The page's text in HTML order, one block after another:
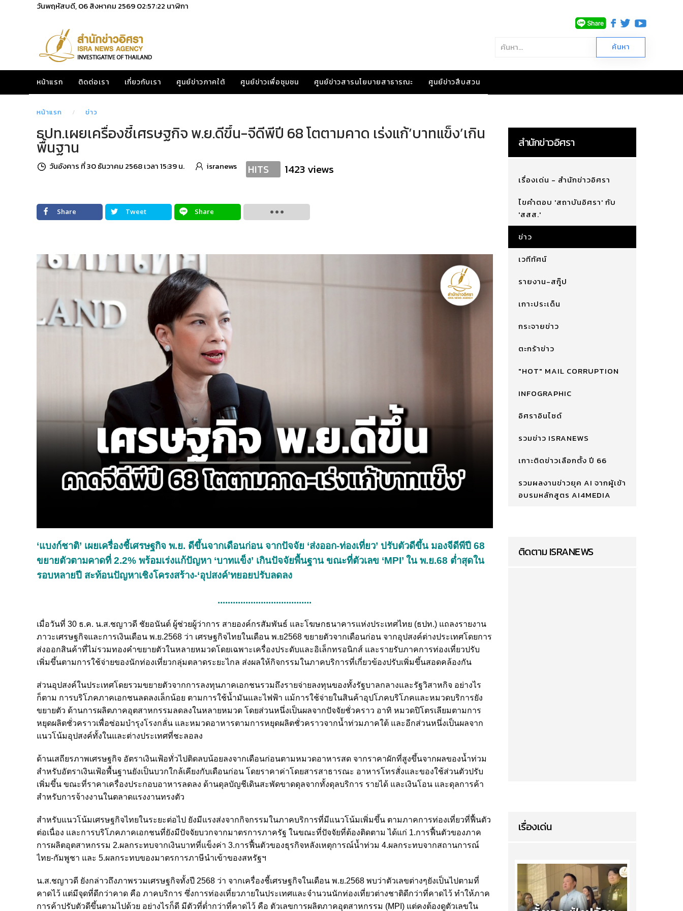
วันพฤหัสบดี, 06 สิงหาคม 256902:57:23 นาฬิกา
หน้าแรก ติดต่อเรา เกี่ยวกับเรา ศูนย์ข่าวภาคใต้ ศูนย์ข่าวเพื่อชุมชน ศูนย์ข่าวสารนโยบายสาธารณะ ศูนย์ข่าวสืบสวน
หน้าแรก ข่าว
ธปท.เผยเครื่องชี้เศรษฐกิจ พ.ย.ดีขึ้น-จีดีพีปี 68 โตตามคาด เร่งแก้‘บาทแข็ง’เกิน
พื้นฐาน
วันอังคาร ที่ 30 ธันวาคม 2568 เวลา 15:39 น. isranews HITS 1423 views
Share Tweet Share
‘แบงก์ชาติ’ เผยเครื่องชี้เศรษฐกิจ พ.ย. ดีขึ้นจากเดือนก่อน จากปัจจัย ‘ส่งออก-ท่องเที่ยว’ ปรับตัวดีขึ้น มองจีดีพีปี 68
ขยายตัวตามคาดที่ 2.2% พร้อมเร่งแก้ปัญหา ‘บาทแข็ง’ เกินปัจจัยพื้นฐาน ขณะที่ตัวเลข ‘MPI’ ใน พ.ย.68 ต่ำสุดใน
รอบหลายปี สะท้อนปัญหาเชิงโครงสร้าง-‘อุปสงค์’ทยอยปรับลดลง
.....................................
เมื่อวันที่ 30 ธ.ค. น.ส.ชญาวดี ชัยอนันต์ ผู้ช่วยผู้ว่าการ สายองค์กรสัมพันธ์ และโฆษกธนาคารแห่งประเทศไทย (ธปท.) แถลงรายงาน
ภาวะเศรษฐกิจและการเงินเดือน พ.ย.2568 ว่า เศรษฐกิจไทยในเดือน พ.ย2568 ขยายตัวจากเดือนก่อน จากอุปสงค์ต่างประเทศโดยการ
ส่งออกสินค้าที่ไม่รวมทองคำขยายตัวในหลายหมวดโดยเฉพาะเครื่องประดับและอิเล็กทรอนิกส์ และรายรับภาคการท่องเที่ยวปรับ
เพิ่มขึ้นตามการใช้จ่ายของนักท่องเที่ยวกลุ่มตลาดระยะไกล ส่งผลให้กิจกรรมในภาคบริการที่เกี่ยวข้องปรับเพิ่มขึ้นสอดคล้องกัน
ส่วนอุปสงค์ในประเทศโดยรวมขยายตัวจากการลงทุนภาคเอกชนรวมถึงรายจ่ายลงทุนของทั้งรัฐบาลกลางและรัฐวิสาหกิจ อย่างไร
ก็ตาม การบริโภคภาคเอกชนลดลงเล็กน้อย ตามการใช้น้ำมันและไฟฟ้า แม้การใช้จ่ายในสินค้าอุปโภคบริโภคและหมวดบริการยัง
ขยายตัว ด้านการผลิตภาคอุตสาหกรรมลดลงในหลายหมวด โดยส่วนหนึ่งเป็นผลจากปัจจัยชั่วคราว อาทิ หมวดปิโตรเลียมตามการ
หยุดผลิตชั่วคราวเพื่อซ่อมบำรุงโรงกลั่น และหมวดอาหารตามการหยุดผลิตชั่วคราวจากน้ำท่วมภาคใต้ และอีกส่วนหนึ่งเป็นผลจาก
แนวโน้มอุปสงค์ทั้งในและต่างประเทศที่ชะลอลง
ด้านเสถียรภาพเศรษฐกิจ อัตราเงินเฟ้อทั่วไปติดลบน้อยลงจากเดือนก่อนตามหมวดอาหารสด จากราคาผักที่สูงขึ้นจากผลของน้ำท่วม
สำหรับอัตราเงินเฟ้อพื้นฐานยังเป็นบวกใกล้เคียงกับเดือนก่อน โดยราคาค่าโดยสารสาธารณะ อาหารโทรสั่งและของใช้ส่วนตัวปรับ
เพิ่มขึ้น ขณะที่ราคาเครื่องประกอบอาหารลดลง ด้านดุลบัญชีเดินสะพัดขาดดุลจากทั้งดุลบริการ รายได้ และเงินโอน และดุลการค้า
สำหรับการจ้างงานในตลาดแรงงานทรงตัว
สำหรับแนวโน้มเศรษฐกิจไทยในระยะต่อไป ยังมีแรงส่งจากกิจกรรมในภาคบริการที่มีแนวโน้มเพิ่มขึ้น ตามภาคการท่องเที่ยวที่ฟื้นตัว
ต่อเนื่อง และการบริโภคภาคเอกชนที่ยังมีปัจจัยบวกจากมาตรการภาครัฐ ในขณะที่ปัจจัยที่ต้องติดตาม ได้แก่ 1.การฟื้นตัวของภาค
การผลิตอุตสาหกรรม 2.ผลกระทบจากเงินบาทที่แข็งค่า 3.การฟื้นตัวของธุรกิจหลังเหตุการณ์น้ำท่วม 4.ผลกระทบจากสถานการณ์
ไทย-กัมพูชา และ 5.ผลกระทบของมาตรการภาษีนำเข้าของสหรัฐฯ
น.ส.ชญาวดี ยังกล่าวถึงภาพรวมเศรษฐกิจทั้งปี 2568 ว่า จากเครื่องชี้เศรษฐกิจในเดือน พ.ย.2568 พบว่าตัวเลขต่างๆยังเป็นไปตามที่
คาดไว้ แต่มีจุดที่ดีกว่าคาด คือ ภาคบริการ ซึ่งการท่องเที่ยวภายในประเทศและจำนวนนักท่องเที่ยวต่างชาติดีกว่าที่คาดไว้ ทำให้ภาค
การค้าปรับตัวดีขึ้นตามไปด้วย อย่างไรก็ดี มีตัวที่ต่ำกว่าที่คาดไว้ คือ ตัวเลขการผลิตภาคอุตสาหกรรม (MPI) แต่คงต้องดูตัวเลขใน
สำนักข่าวอิศรา
เรื่องเด่น - สำนักข่าวอิศรา
ไขคำตอบ 'สถาบันอิศรา' กับ
'สสส.'
ข่าว
เวทีทัศน์
รายงาน-สกู๊ป
เกาะประเด็น
กระจายข่าว
ตะกร้าข่าว
"HOT" MAIL CORRUPTION
INFOGRAPHIC
อิศราอินไซด์
รวมข่าว ISRANEWS
เกาะติดข่าวเลือกตั้ง ปี 66
รวมผลงานข่าวยุค AI จากผู้เข้า
อบรมหลักสูตร AI4MEDIA
ติดตาม ISRANEWS
เรื่องเด่น